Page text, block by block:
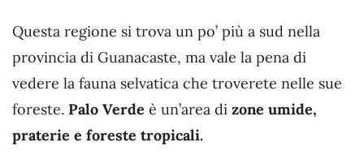
Questa regione si trova un po’ più a sud nella
provincia di Guanacaste, ma vale la pena di
vedere la fauna selvatica che troverete nelle sue
foreste. Palo Verde è un’area di zone umide,
praterie e foreste tropicali.